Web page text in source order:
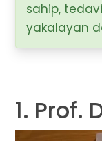
sahip,
yakalayan
1. Prof.